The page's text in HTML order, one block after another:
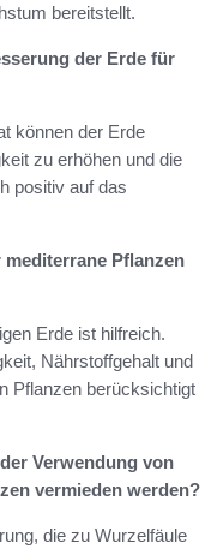
bereitstellt.
der Erde für
können der Erde
zu erhöhen und die
positiv auf das
Pflanzen
Erde ist hilfreich.
Nährstoffgehalt und
Pflanzen berücksichtigt
Verwendung von
vermieden werden?
die zu Wurzelfäule